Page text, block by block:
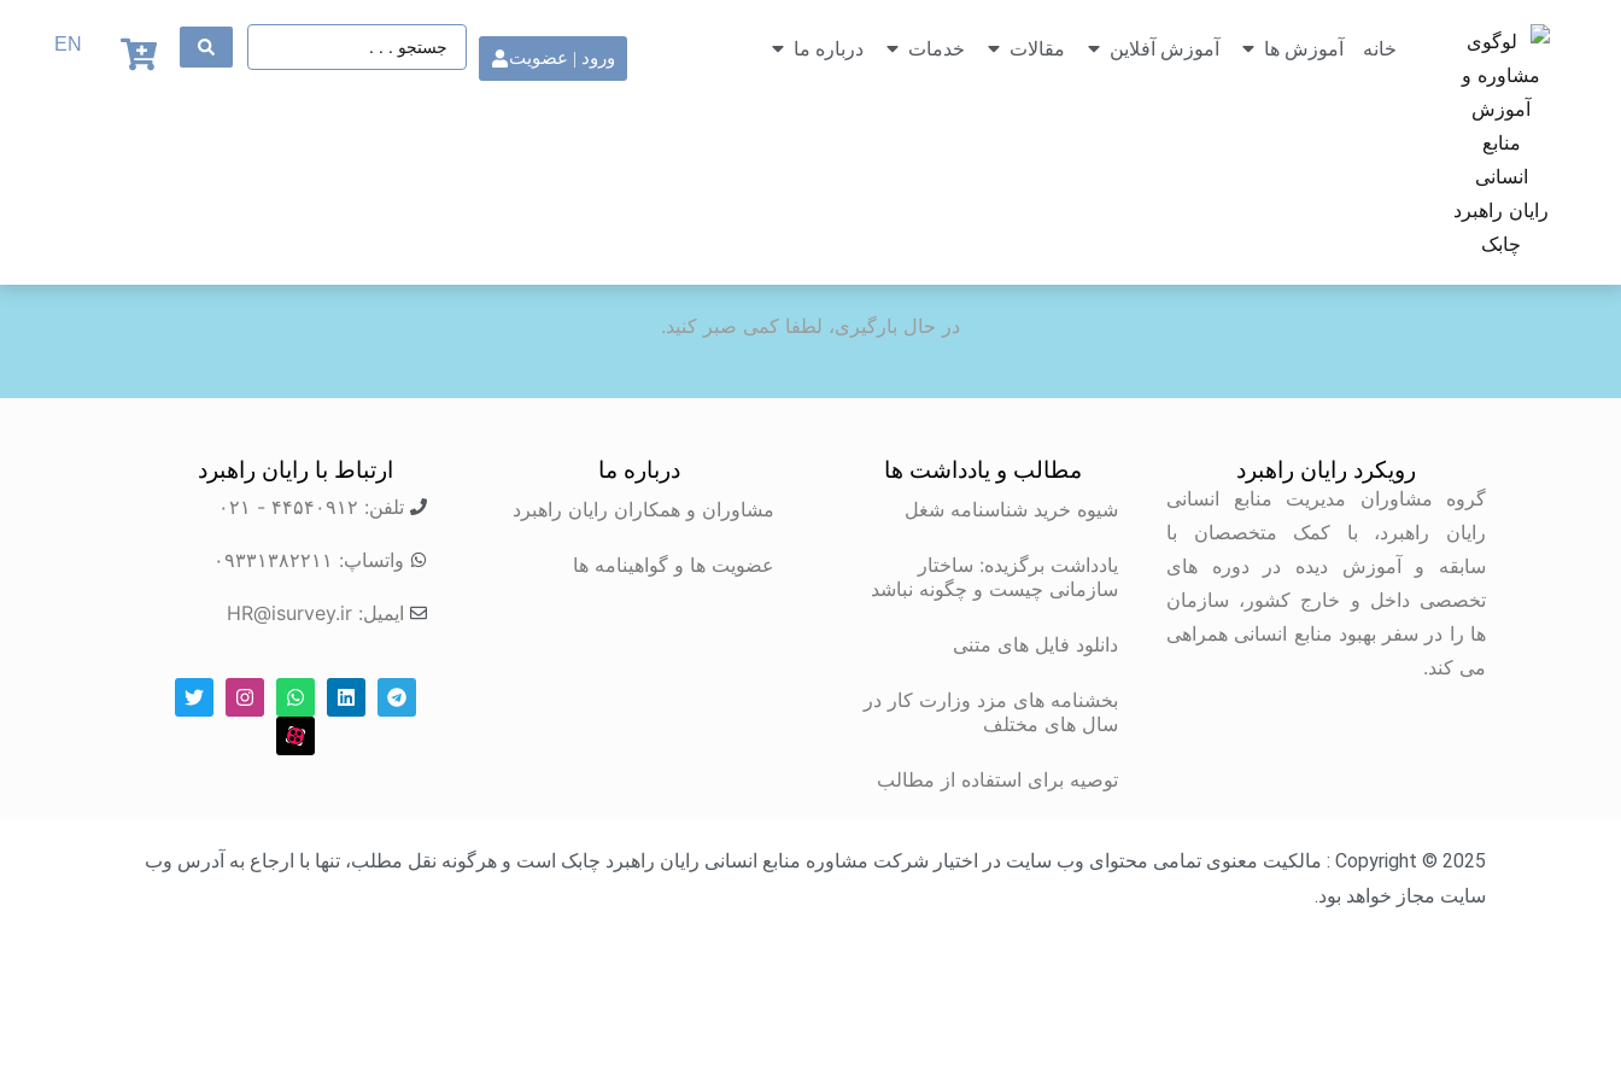
خانه آموزش ها آموزش آفلاین مقالات خدمات درباره ما ورود | عضویت
EN
در حال بارگیری، لطفا کمی صبر کنید.
رویکرد رایان راهبرد
گروه مشاوران مدیریت منابع انسانی
رایان راهبرد، با کمک متخصصان با
سابقه و آموزش دیده در دوره های
تخصصی داخل و خارج کشور، سازمان
ها را در سفر بهبود منابع انسانی همراهی
می کند.
مطالب و یادداشت ها
شیوه خرید شناسنامه شغل
یادداشت برگزیده: ساختار
سازمانی چیست و چگونه نباشد
دانلود فایل های متنی
بخشنامه های مزد وزارت کار در
سال های مختلف
توصیه برای استفاده از مطالب
درباره ما
مشاوران و همکاران رایان راهبرد
عضویت ها و گواهینامه ها
ارتباط با رایان راهبرد
تلفن: ۴۴۵۴۰۹۱۲ - ۰۲۱
واتساپ: ۰۹۳۳۱۳۸۲۲۱۱
ایمیل: HR@isurvey.ir
Copyright © 2025 : مالکیت معنوی تمامی محتوای وب سایت در اختیار شرکت مشاوره منابع انسانی رایان راهبرد چابک است و هرگونه نقل مطلب، تنها با ارجاع به آدرس وب
سایت مجاز خواهد بود.